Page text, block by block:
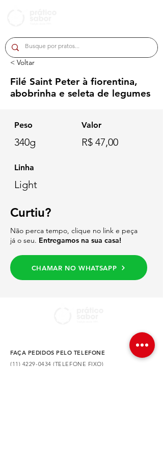
< Voltar
Filé Saint Peter à fiorentina,
abobrinha e seleta de legumes
Peso
340g
Valor
R$ 47,00
Linha
Light
Curtiu?
Não perca tempo, clique no link e peça
já o seu. Entregamos na sua casa!
CHAMAR NO WHATSAPP
FAÇA PEDIDOS PELO TELEFONE
(11) 4229-0434 (TELEFONE FIXO)